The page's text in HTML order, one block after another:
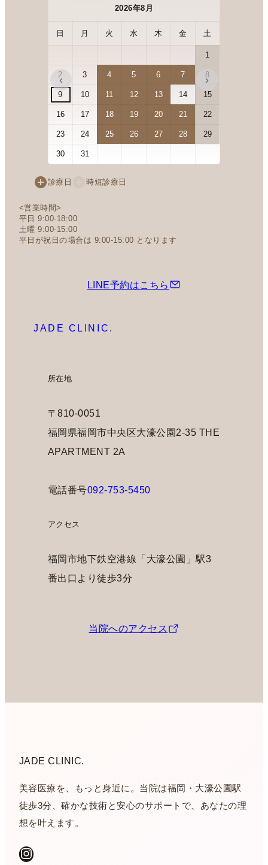
‹
2026年8月
日 月 火 水 木 金 土
1
2 3 4 5 6 7 8
9 10 11 12 13 14 15
16 17 18 19 20 21 22
23 24 25 26 27 28 29
30 31
›
診療日 時短診療日
<営業時間>
平日 9:00-18:00
土曜 9:00-15:00
平日が祝日の場合は 9:00-15:00 となります
LINE予約はこちら
JADE CLINIC.
所在地
〒810-0051
福岡県福岡市中央区大濠公園2-35 THE
APARTMENT 2A
電話番号092-753-5450
アクセス
福岡市地下鉄空港線「大濠公園」駅3
番出口より徒歩3分
当院へのアクセス
JADE CLINIC.
美容医療を、もっと身近に。当院は福岡・大濠公園駅
徒歩3分、確かな技術と安心のサポートで、あなたの理
想を叶えます。
Instagram